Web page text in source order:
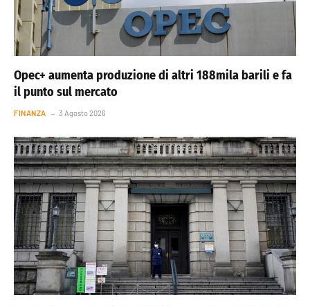
Opec+ aumenta produzione di altri 188mila barili e fa
il punto sul mercato
FINANZA 3 Agosto 2026